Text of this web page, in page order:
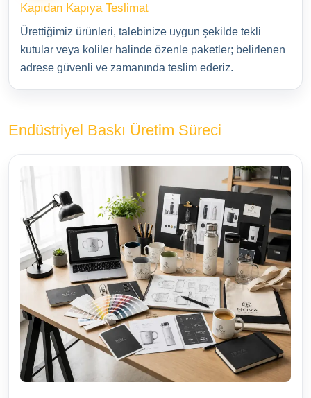
Kapıdan Kapıya Teslimat
Ürettiğimiz ürünleri, talebinize uygun şekilde tekli
kutular veya koliler halinde özenle paketler; belirlenen
adrese güvenli ve zamanında teslim ederiz.
Endüstriyel Baskı Üretim Süreci